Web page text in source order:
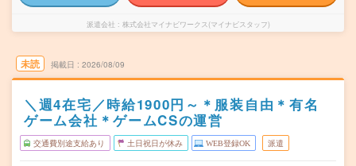
派遣会社 株式会社マイナビワークス(マイナビスタッフ)
未読 掲載日 2026/08/09
＼週4在宅／時給1900円～＊服装自由＊有名
ゲーム会社＊ゲームCSの運営
交通費別途支給あり 土日祝日が休み WEB登録OK 派遣